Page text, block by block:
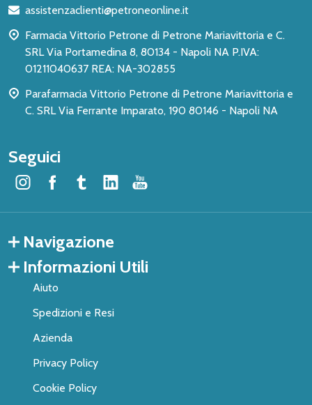
pagina
assistenzaclienti@petroneonline.it
Farmacia Vittorio Petrone di Petrone Mariavittoria e C.
SRL Via Portamedina 8, 80134 - Napoli NA P.IVA:
01211040637 REA: NA-302855
Parafarmacia Vittorio Petrone di Petrone Mariavittoria e
C. SRL Via Ferrante Imparato, 190 80146 - Napoli NA
Seguici
Navigazione
Informazioni Utili
Aiuto
Spedizioni e Resi
Azienda
Privacy Policy
Cookie Policy